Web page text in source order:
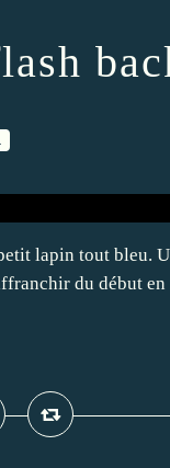
lapin tout bleu.
du début